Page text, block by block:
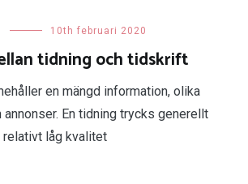
10th februari 2020
tidning och tidskrift
en mängd information, olika
En tidning trycks generellt
relativt låg kvalitet